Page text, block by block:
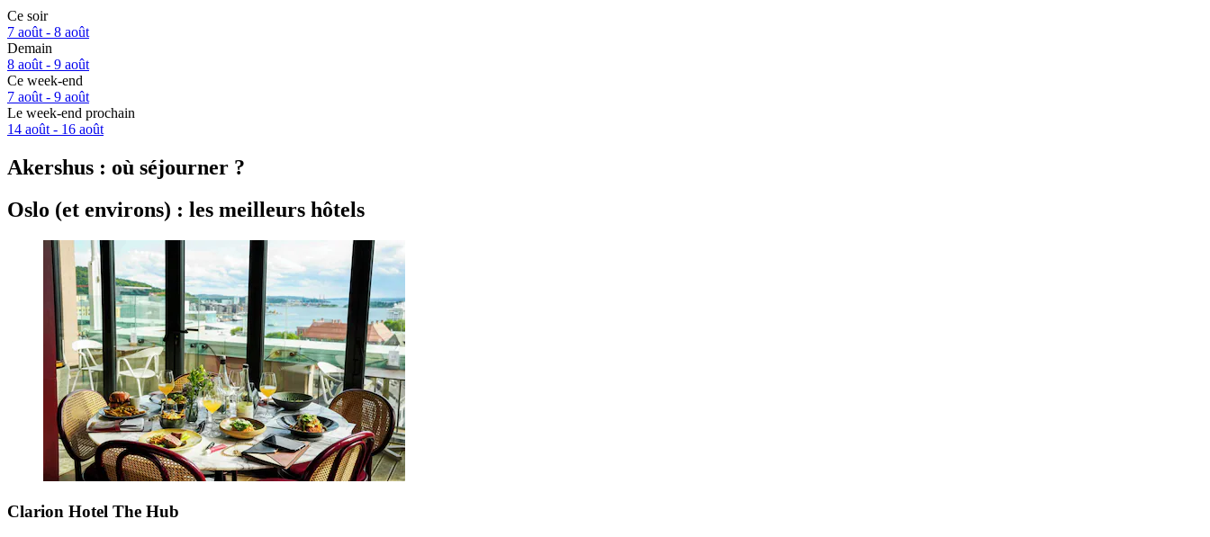
Ce soir
7 août - 8 août
Demain
8 août - 9 août
Ce week-end
7 août - 9 août
Le week-end prochain
14 août - 16 août
Akershus : où séjourner ?
Oslo (et environs) : les meilleurs hôtels
Clarion Hotel The Hub